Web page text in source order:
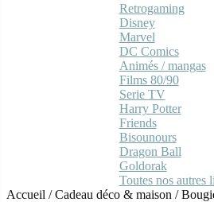
Retrogaming
Disney
Marvel
DC Comics
Animés / mangas
Films 80/90
Serie TV
Harry Potter
Friends
Bisounours
Dragon Ball
Goldorak
Toutes nos autres
Accueil /Cadeau déco & maison /